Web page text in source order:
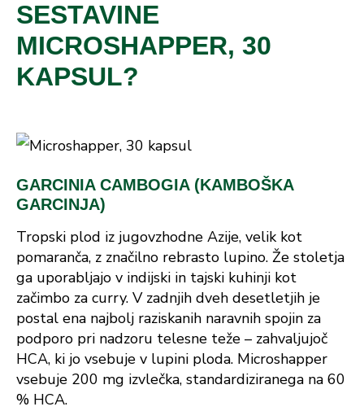
SESTAVINE
MICROSHAPPER, 30
KAPSUL?
GARCINIA CAMBOGIA (KAMBOŠKA
GARCINJA)
Tropski plod iz jugovzhodne Azije, velik kot
pomaranča, z značilno rebrasto lupino. Že stoletja
ga uporabljajo v indijski in tajski kuhinji kot
začimbo za curry. V zadnjih dveh desetletjih je
postal ena najbolj raziskanih naravnih spojin za
podporo pri nadzoru telesne teže – zahvaljujoč
HCA, ki jo vsebuje v lupini ploda. Microshapper
vsebuje 200 mg izvlečka, standardiziranega na 60
% HCA.